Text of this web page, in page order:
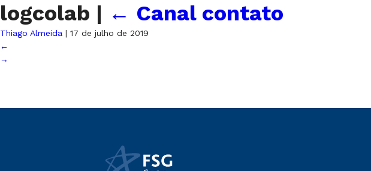
logcolab | ← Canal contato
Thiago Almeida | 17 de julho de 2019
←
→